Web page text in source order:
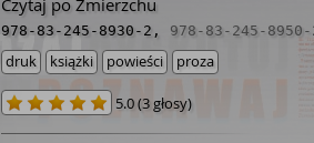
Czytaj po Zmierzchu
978-83-245-8930-2 , 978-83-245-8950-
druk książki powieści proza
5.0(3 głosy)